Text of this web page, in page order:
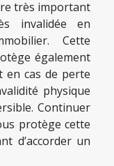
très important
invalidée en
Cette
également
en cas de perte
physique
Continuer
protège cette
d’accorder un